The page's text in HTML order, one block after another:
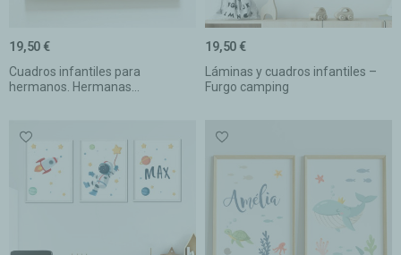
Cuadros infantiles para
hermanos. Hermanas...
19,50 €
Láminas y cuadros infantiles –
Furgo camping
19,50 €